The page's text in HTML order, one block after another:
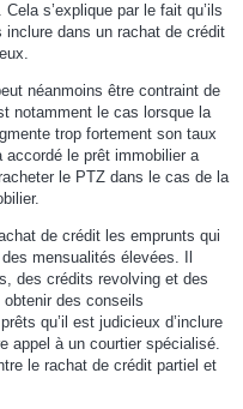
s’explique par le fait qu’ils
inclure dans un rachat de crédit
néanmoins être contraint de
notamment le cas lorsque la
trop fortement son taux
accordé le prêt immobilier a
le PTZ dans le cas de la
de crédit les emprunts qui
mensualités élevées. Il
des crédits revolving et des
des conseils
qu’il est judicieux d’inclure
appel à un courtier spécialisé.
le rachat de crédit partiel et